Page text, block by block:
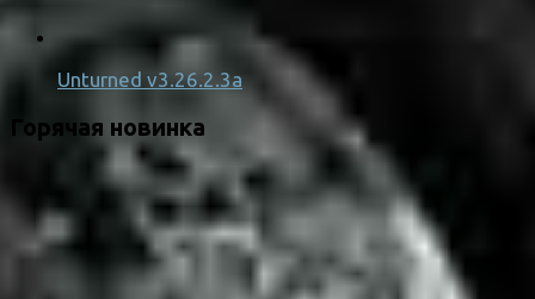
Unturned v3.26.2.3a
Горячая новинка